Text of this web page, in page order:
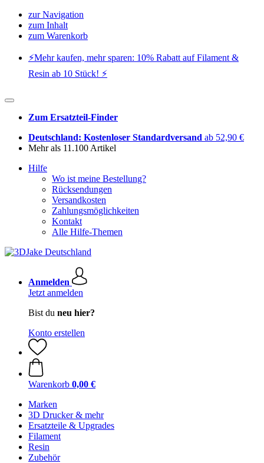
zur Navigation
zum Inhalt
zum Warenkorb
⚡️Mehr kaufen, mehr sparen: 10% Rabatt auf Filament &
Resin ab 10 Stück! ⚡️
Zum Ersatzteil-Finder
Deutschland: Kostenloser Standardversand ab 52,90 €
Mehr als 11.100 Artikel
Hilfe
Wo ist meine Bestellung?
Rücksendungen
Versandkosten
Zahlungsmöglichkeiten
Kontakt
Alle Hilfe-Themen
Anmelden
Jetzt anmelden
Bist du neu hier?
Konto erstellen
Warenkorb 0,00 €
Marken
3D Drucker & mehr
Ersatzteile & Upgrades
Filament
Resin
Zubehör